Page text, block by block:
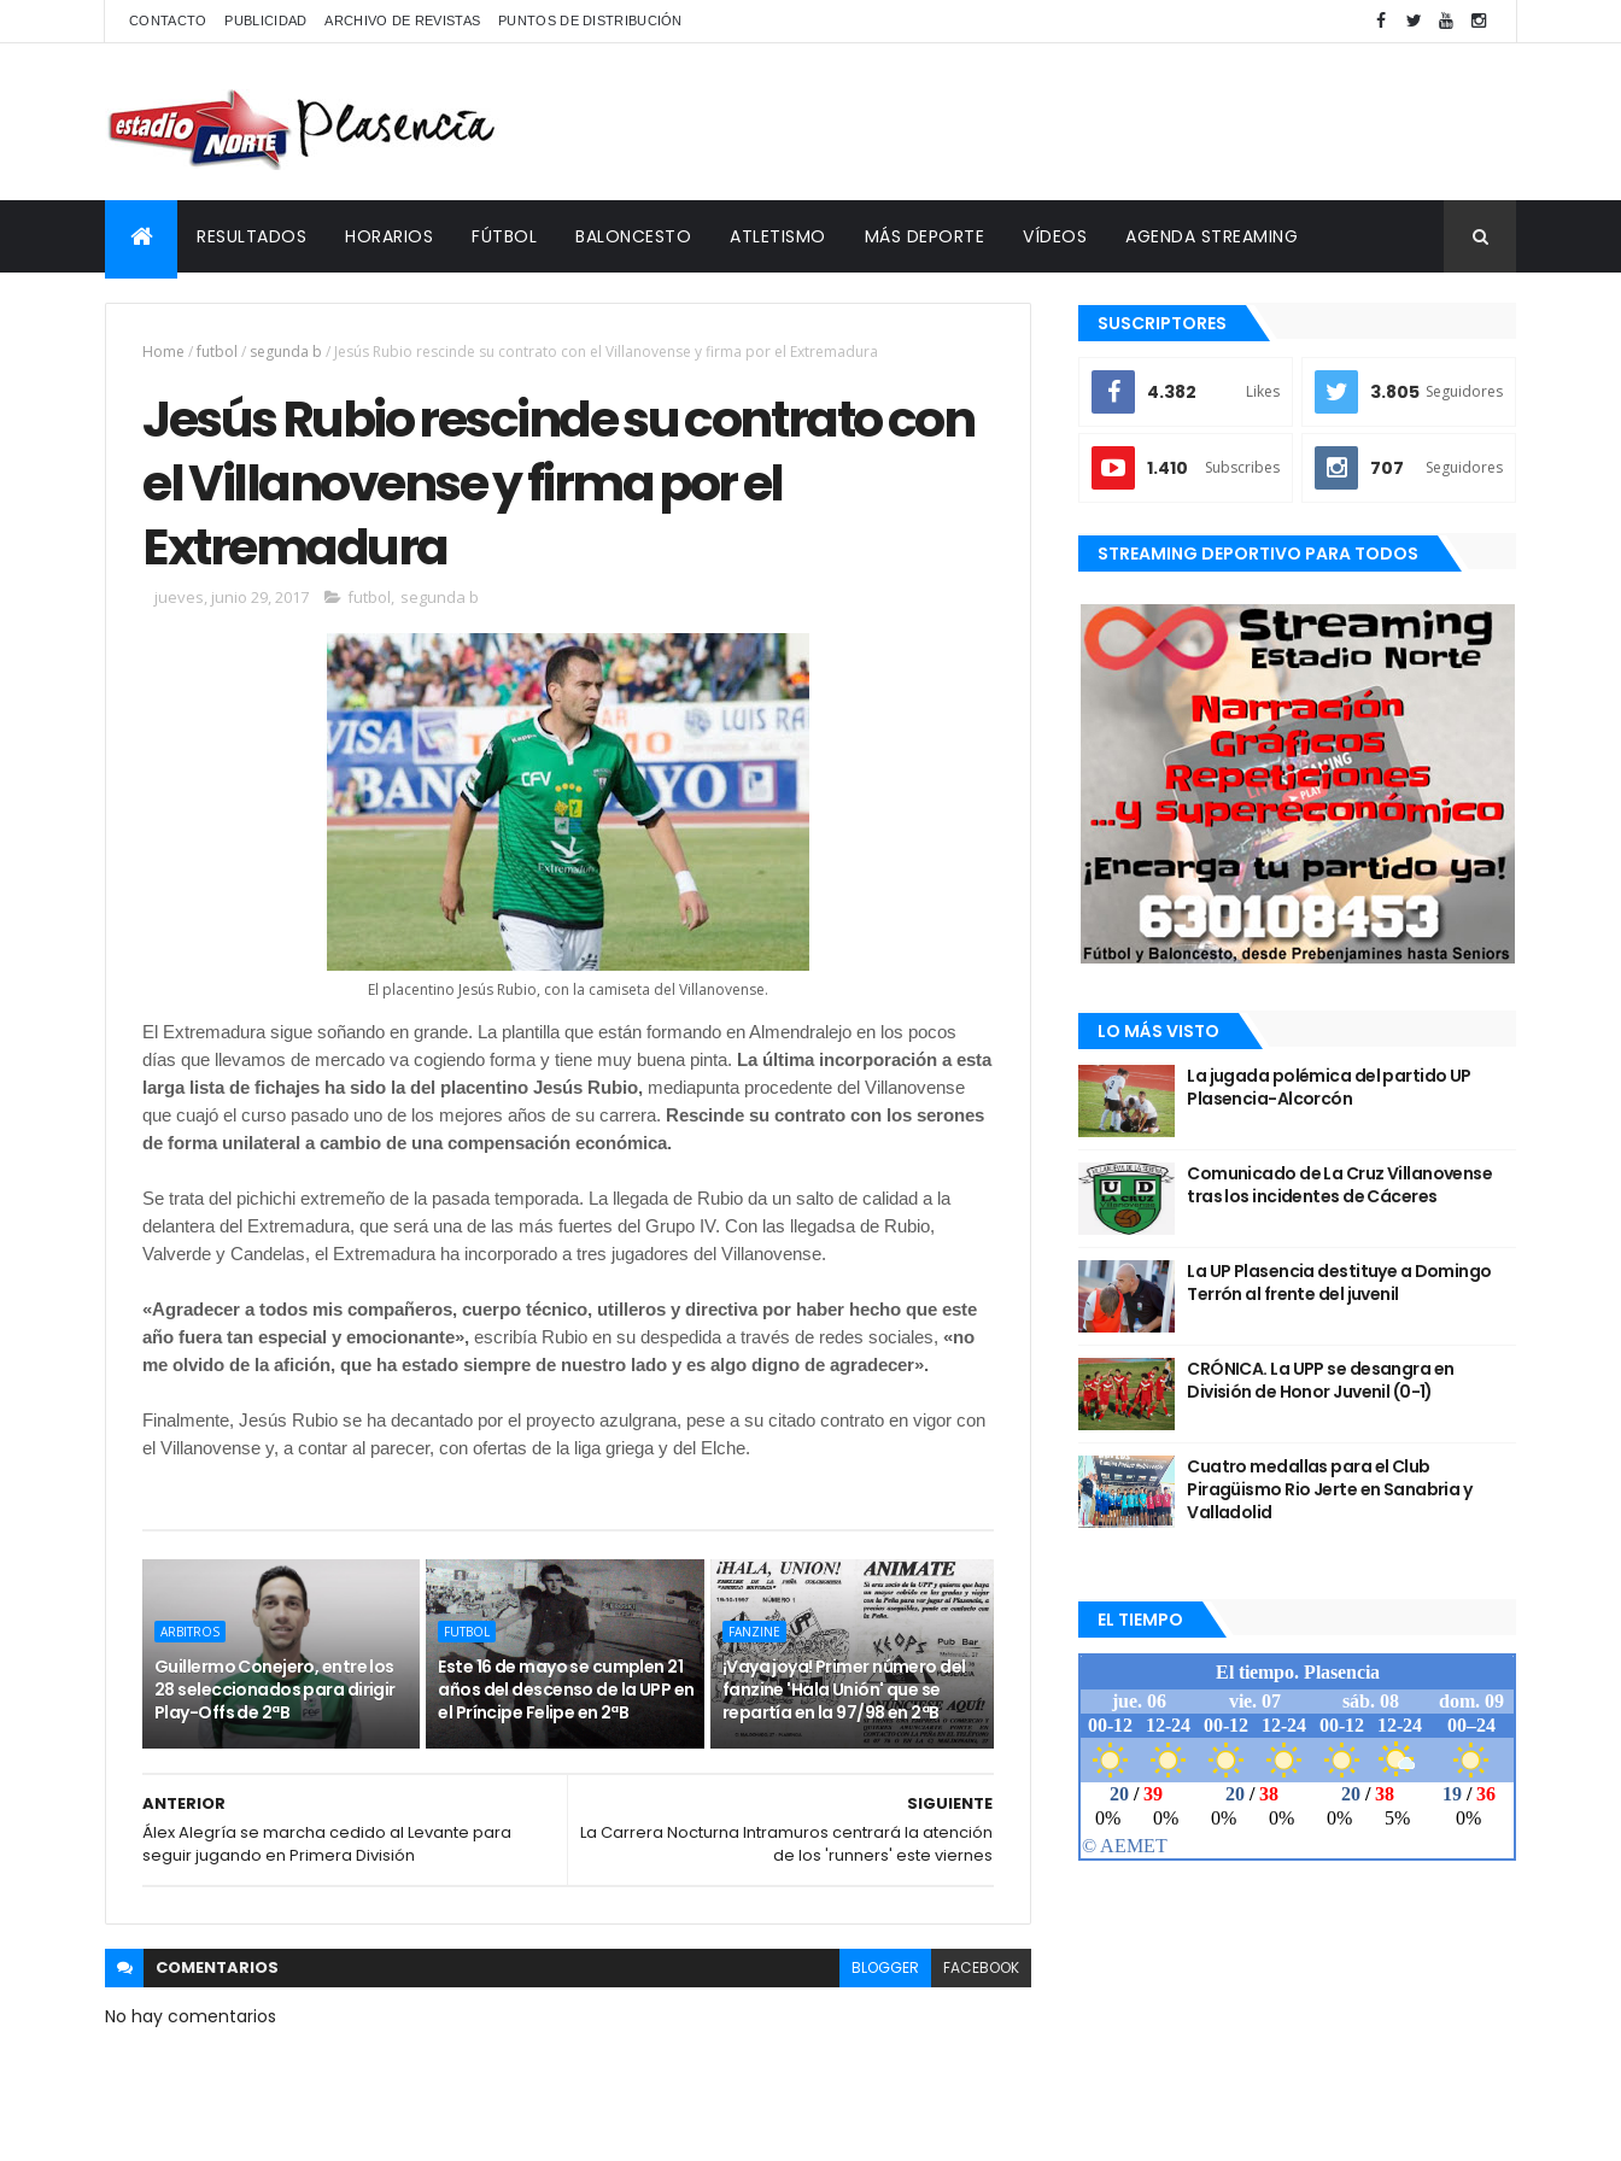
CONTACTO PUBLICIDAD ARCHIVO DE REVISTAS PUNTOS DE DISTRIBUCIÓN
RESULTADOS HORARIOS FÚTBOL BALONCESTO ATLETISMO MÁS DEPORTE VÍDEOS AGENDA STREAMING
Home /futbol / segunda b / Jesús Rubio rescinde su contrato con el Villanovense y firma por el Extremadura
Jesús Rubio rescinde su contrato con
el Villanovense y firma por el
Extremadura
jueves, junio 29, 2017 futbol, segunda b
El placentino Jesús Rubio, con la camiseta del Villanovense.
El Extremadura sigue soñando en grande. La plantilla que están formando en Almendralejo en los pocos
días que llevamos de mercado va cogiendo forma y tiene muy buena pinta. La última incorporación a esta
larga lista de fichajes ha sido la del placentino Jesús Rubio, mediapunta procedente del Villanovense
que cuajó el curso pasado uno de los mejores años de su carrera. Rescinde su contrato con los serones
de forma unilateral a cambio de una compensación económica.
Se trata del pichichi extremeño de la pasada temporada. La llegada de Rubio da un salto de calidad a la
delantera del Extremadura, que será una de las más fuertes del Grupo IV. Con las llegadsa de Rubio,
Valverde y Candelas, el Extremadura ha incorporado a tres jugadores del Villanovense.
«Agradecer a todos mis compañeros, cuerpo técnico, utilleros y directiva por haber hecho que este
año fuera tan especial y emocionante», escribía Rubio en su despedida a través de redes sociales, «no
me olvido de la afición, que ha estado siempre de nuestro lado y es algo digno de agradecer».
Finalmente, Jesús Rubio se ha decantado por el proyecto azulgrana, pese a su citado contrato en vigor con
el Villanovense y, a contar al parecer, con ofertas de la liga griega y del Elche.
ARBITROS
Guillermo Conejero, entre los
28 seleccionados para dirigir
Play-Offs de 2ªB
FUTBOL
Este 16 de mayo se cumplen 21
años del descenso de la UPP en
el Príncipe Felipe en 2ªB
FANZINE
¡Vaya joya! Primer número del
fanzine 'Hala Unión' que se
repartía en la 97/98 en 2ªB
SIGUIENTE
La Carrera Nocturna Intramuros centrará la atención
de los 'runners' este viernes
ANTERIOR
Álex Alegría se marcha cedido al Levante para
seguir jugando en Primera División
COMENTARIOS BLOGGER FACEBOOK
No hay comentarios
SUSCRIPTORES
4.382 Likes 3.805 Seguidores
1.410 Subscribes 707 Seguidores
STREAMING DEPORTIVO PARA TODOS
LO MÁS VISTO
La jugada polémica del partido UP
Plasencia-Alcorcón
Comunicado de La Cruz Villanovense
tras los incidentes de Cáceres
La UP Plasencia destituye a Domingo
Terrón al frente del juvenil
CRÓNICA. La UPP se desangra en
División de Honor Juvenil (0-1)
Cuatro medallas para el Club
Piragüismo Rio Jerte en Sanabria y
Valladolid
EL TIEMPO